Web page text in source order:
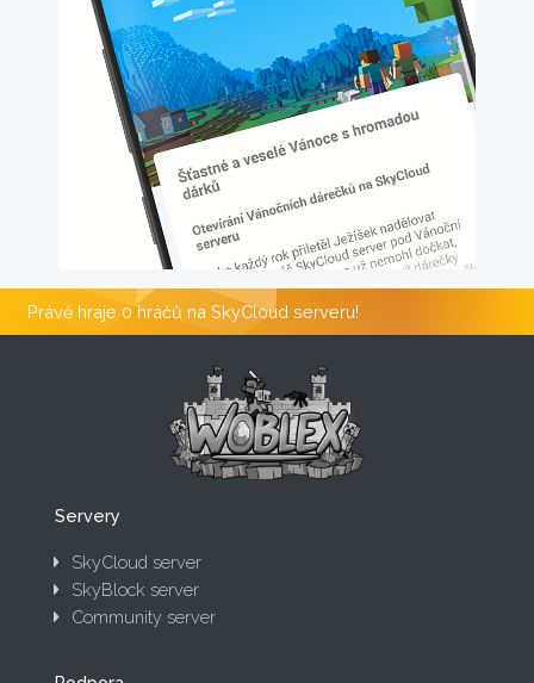
Právě hraje 0 hráčů na SkyCloud serveru!
Servery
SkyCloud server
SkyBlock server
Community server